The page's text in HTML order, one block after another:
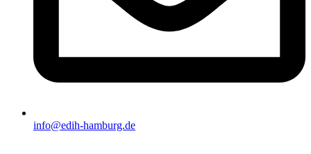
info@edih-hamburg.de